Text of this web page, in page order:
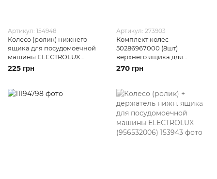
Артикул: 154948
Колесо (ролик) нижнего
ящика для посудомоечной
машины ELECTROLUX
50286964007
225 грн
Артикул: 273903
Комплект колес
50286967000 (8шт)
верхнего ящика для
посудомоечной машины
ELECTROLUX
270 грн